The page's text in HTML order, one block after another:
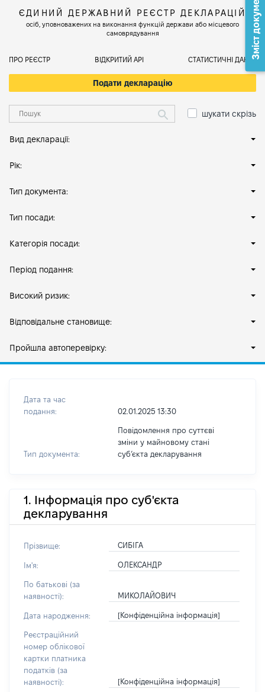
ЄДИНИЙ ДЕРЖАВНИЙ РЕЄСТР ДЕКЛАРАЦІЙ
осіб, уповноважених на виконання функцій держави або місцевого
самоврядування
ПРО РЕЄСТР ВІДКРИТИЙ АРІ СТАТИСТИЧНІ ДАНІ
Подати декларацію
шукати скрізь
Вид декларації:
Рік:
Тип документа:
Тип посади:
Категорія посади:
Період подання:
Високий ризик:
Відповідальне становище:
Пройшла автоперевірку:
Дата та час
подання:
02.01.2025 13:30
Тип документа:
Повідомлення про суттєві
зміни у майновому стані
субʼєкта декларування
1. Інформація про суб'єкта
декларування
Прізвище: СИБІГА
Ім'я: ОЛЕКСАНДР
По батькові (за
наявності):
МИКОЛАЙОВИЧ
Дата народження: [Конфіденційна інформація]
Реєстраційний
номер облікової
картки платника
податків (за
наявності):
[Конфіденційна інформація]
Зміст документа